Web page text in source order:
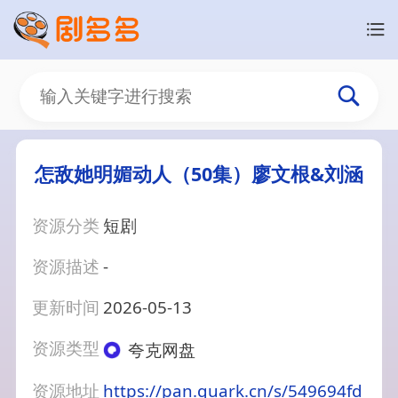
怎敌她明媚动人（50集）廖文根&刘涵
资源分类 短剧
资源描述-
更新时间 2026-05-13
资源类型
夸克网盘
资源地址 https://pan.quark.cn/s/549694fd